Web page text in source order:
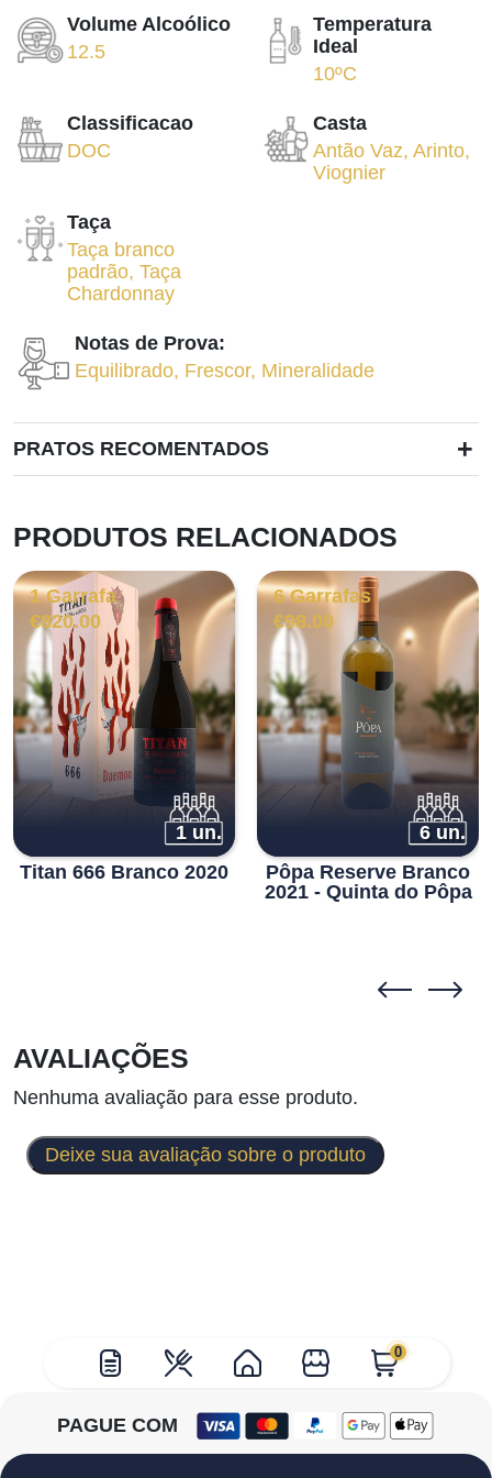
0
Volume Alcoólico
12.5
Temperatura
Ideal
10ºC
Classificacao
DOC
Casta
Antão Vaz,Arinto,
Viognier
Taça
Taça branco
padrão,Taça
Chardonnay
Notas de Prova:
Equilibrado, Frescor, Mineralidade
PRATOS RECOMENTADOS +
PRODUTOS RELACIONADOS
1 Garrafa
€820.00
1 un.
Titan 666 Branco 2020
6 Garrafas
€98.00
6 un.
Pôpa Reserve Branco
2021 - Quinta do Pôpa
AVALIAÇÕES
Nenhuma avaliação para esse produto.
Deixe sua avaliação sobre o produto
PAGUE COM